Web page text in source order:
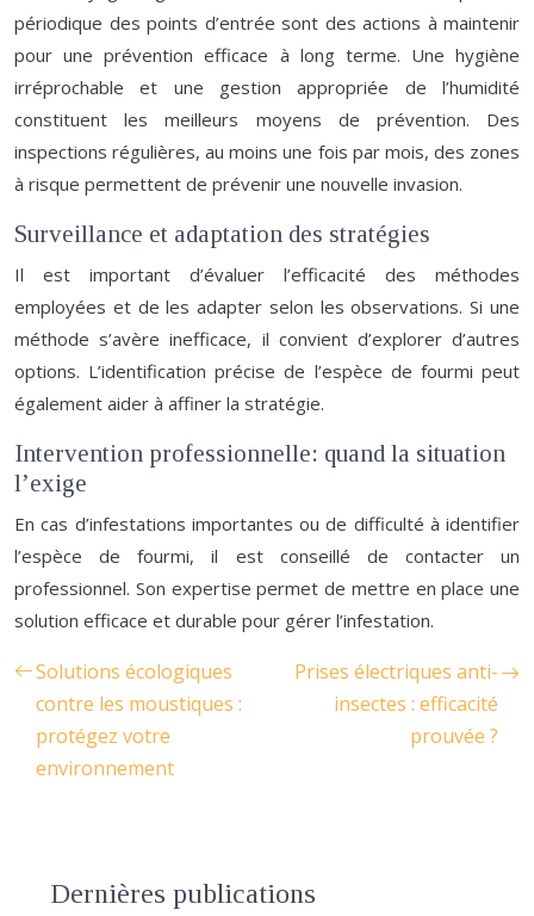
périodique des points d’entrée sont des actions à maintenir
pour une prévention efficace à long terme. Une hygiène
irréprochable et une gestion appropriée de l’humidité
constituent les meilleurs moyens de prévention. Des
inspections régulières, au moins une fois par mois, des zones
à risque permettent de prévenir une nouvelle invasion.
Surveillance et adaptation des stratégies
Il est important d’évaluer l’efficacité des méthodes
employées et de les adapter selon les observations. Si une
méthode s’avère inefficace, il convient d’explorer d’autres
options. L’identification précise de l’espèce de fourmi peut
également aider à affiner la stratégie.
Intervention professionnelle: quand la situation
l’exige
En cas d’infestations importantes ou de difficulté à identifier
l’espèce de fourmi, il est conseillé de contacter un
professionnel. Son expertise permet de mettre en place une
solution efficace et durable pour gérer l’infestation.
Solutions écologiques
contre les moustiques :
protégez votre
environnement
Prises électriques anti-
insectes : efficacité
prouvée ?
Dernières publications